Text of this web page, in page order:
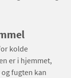
kolde
er i hjemmet,
fugten kan